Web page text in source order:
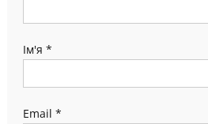
Ім'я *
Email *